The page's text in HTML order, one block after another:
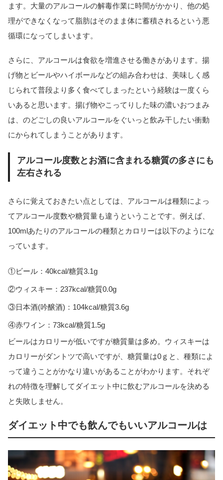
ます。大量のアルコールの解毒作業に時間がかかり、他の処
理ができなくなって脂肪はそのまま体に蓄積されるという悪
循環になってしまいます。
さらに、アルコールは食欲を増進させる働きがあります。揚
げ物とビールやハイボールなどの組み合わせは、美味しく感
じられて普段より多く食べてしまったという経験は一度くら
いあると思います。揚げ物やこってりした味の濃いおつまみ
は、のどごしの良いアルコールをぐいっと飲み干したい衝動
にかられてしまうことがあります。
アルコール度数とお酒に含まれる糖質の多さにも
左右される
さらに覚えておきたい点としては、アルコールは種類によっ
てアルコール度数や糖質量も違うということです。例えば、
100mlあたりのアルコールの種類とカロリーは以下のようにな
っています。
①ビール：40kcal/糖質3.1g
②ウィスキー：237kcal/糖質0.0g
③日本酒(吟醸酒)：104kcal/糖質3.6g
④赤ワイン：73kcal/糖質1.5g
ビールはカロリーが低いですが糖質量は多め。ウィスキーは
カロリーがダントツで高いですが、糖質量は0ｇと、種類によ
って違うことがかなり違いがあることがわかります。それぞ
れの特徴を理解してダイエット中に飲むアルコールを決める
と失敗しません。
ダイエット中でも飲んでもいいアルコールは